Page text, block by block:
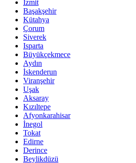
İzmit
Başakşehir
Kütahya
Çorum
Siverek
Isparta
Büyükçekmece
Aydın
İskenderun
Viranşehir
Uşak
Aksaray
Kızıltepe
Afyonkarahisar
İnegol
Tokat
Edirne
Derince
Beylikdüzü